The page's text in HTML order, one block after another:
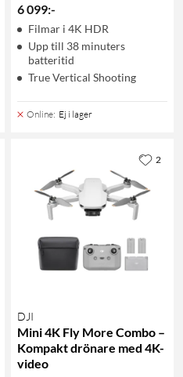
6 099:-
Filmar i 4K HDR
Upp till 38 minuters
batteritid
True Vertical Shooting
Online: Ej i lager
DJI
Mini 4K Fly More Combo –
Kompakt drönare med 4K-
video
2